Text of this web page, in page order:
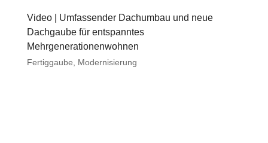
Video | Umfassender Dachumbau und neue
Dachgaube für entspanntes
Mehrgenerationenwohnen
Fertiggaube Modernisierung